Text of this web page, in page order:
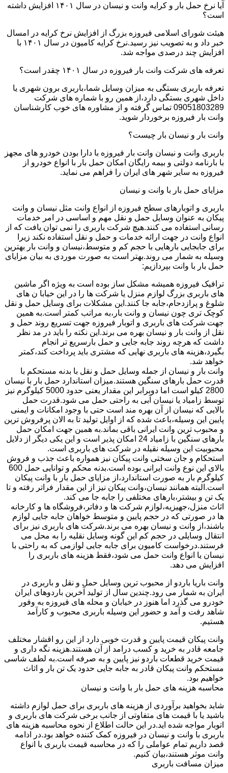
آیا نرخ حمل بار و کرایه وانت و نیسان در سال ۱۴۰۱ افزایش داشته
است؟
هیئت شورای اسلامی فیروزه بزرگ از افزایش نرخ کرایه در امسال
خبر داد و به تصویب نیز رسید.نرخ کرایه کامیون در سال ۱۴۰۱ با
افزایش چند درصدی مواجه شد.
تعرفه های شرکت وانت بار فیروزه در سال ۱۴۰۱ چقدر است؟
تعرفه باربری بستگی به میزان وسایل شما،باربری برون شهری یا
داخل شهری بستگی دارد،از همین رو با شماره های شرکت
09051803289 تماس گرفته و از مشاوره های خوب کارشناسان
وانت بار فیروزه برخوردار شوید.
وانت بار و نیسان بار چیست؟
باربری وانت و نیسان وانت بار فیروزه با دارا بودن خودرو های مجهز
با بارنامه دولتی و بیمه رایگان امکان حمل بار با انواع خودرو از
فیروزه به سایر شهر های ایران را فراهم می نماید.
مزایای حمل بار با وانت و نیسان
باربری و اتوبارهای سطح فیروزه از انواع وانت مثل نیسان و وانت
پیکان به عنوان وسایل حمل و نقل مهم و اساسی در امر خدمات
رسانی استفاده می کنند.هیچ شرکت باربری را نمی توان یافت که از
انواع وانت در جهت ارائه خدمات و حمل و نقل استفاده نکند زیرا
برای جابجایی بارهایی با حجم کم و متوسط،نیسان و وانت بار بهترین
وسیله به شمار می روند.بهتر است به صورت موردی به بیان مزایای
حمل بار با وانت بپردازیم:
ترافیک فیروزه همیشه مشکل ساز بوده است به ویژه اگر ماشین
های باربری بزرگ لوازم منزل یا شرکت ها را در این خیابا ن های
شلوغ و پرازدحام،جابه جا کنند.این مشکلات برای وسایل حمل و نقل
کوچک تری چون نیسان و وانت بار،به مراتب کمتر است.به همین
جهت شرکت های باربری و اتوبار فیروزه جهت تسریع روند حمل و
نقل از وانت بار و نیسان بهره می برند.این نکته را باید در مد نظر
داشت که هرچه روند جابه جایی و حمل بارسریع تر انجام
بگیرد،هزینه های باربری نهایی که مشتری باید پرداخت کند،کمتر
خواهد شد.
وانت بار و نیسان از جمله وسایل حمل و نقل با بدنه مستحکم با
قدرت حمل بارهای سنگین هستند.میزان استاندارد حمل بار با نیسان
2800 کیلو است اما دوبرابر این مقدار یعنی حدود 5000 کیلوگرم نیز
توسط زامیاد یا نیسان آبی به راحتی حمل می شود.قدرت حمل
بالایی که نیسان از آن بهره مند است حتی با وجود امکانات و ایمنی
پایین این وسیله،باعث شده که از اوایل تولید تا به الان پرفروش ترین
و محبوب ترین وانت ایرانی باقی بماند.به همین جهت امکان حمل
بارهای سنگین با زامیاد 24 امکان پذیر است و این یکی دیگر از دلایل
محبوبیت این وسیله نقیله در شرکت های باربری است.
استحکام و جان سختی وانت پیکان نیز همواره باعث جذب و فروش
بالای این نوع وانت ایرانی بوده است.بدنه محکم و توانایی حمل 600
کیلوگرم بار به صورت استاندارد،از مزایای حمل بار با وانت پیکان
است.البته همانند نیسان،وانت پیکان نیز از این مقدار فراتر رفته و تا
یک تن و بیشتر،بارهای مختلفی را جابه جا می کند.
اثاث منزل،جهیزیه،لوازم شرکت ها و دفاتر،فروشگاه ها و کارخانه
ها در صورتی که در حجم پایین و متوسط خواهان جابه جایی لوازم
باشند،از وانت و نیسان بهره می برند.شرکت های باربری نیز برای
انتقال وسایلی در حجم کم این گونه وسایل نقلیه را به محل می
فرستند.درخواست کامیون برای جابه جایی لوازمی که به راحتی با
نیسان یا انواع وانت حمل می شود،فقط هزینه های باربری را
افزایش می دهد.
وانت باریا باردو از محبوب ترین وسایل حمل و نقل و باربری در
ایران به شمار می رود.چندین سال از تولید آخرین باردوهای ایران
خودرو می گذرد اما هنوز در خیابان و محله های فیروزه به وفور
شاهد رفت و آمد و حضور این وسیله باربری محبوب و کارآمد
هستیم.
وانت پیکان قیمت پایین و قدرت خوبی دارد از این رو اقشار مختلف
جامعه قادر به خرید و کسب درامد از آن هستند.هزینه نگه داری و
قیمت خرید قطعات باردو نیز پایین و به صرفه است.به لطف شاسی
مستحکم وانت پیکان قادر به جابه جایی حدود یک تن بار و اثاث
خواهیم بود.
محاسبه هزینه های حمل بار با وانت و نیسان
شاید بخواهید برآوردی از هزینه های باربری برای حمل لوازم داشته
باشید یا با قیمت های متفاوتی از جانب برخی شرکت های باربری و
اتوبار مواجه شده اید.در این حالت اطلاع از نحوه محاسبه هزینه های
باربری با وانت و نیسان در فیروزه کمک کننده خواهد بود.در ادامه
قصد داریم تمام عواملی را که در محاسبه قیمت باربری با انواع
وانت موثر هستند،بیان کنیم.
میزان مسافت باربری